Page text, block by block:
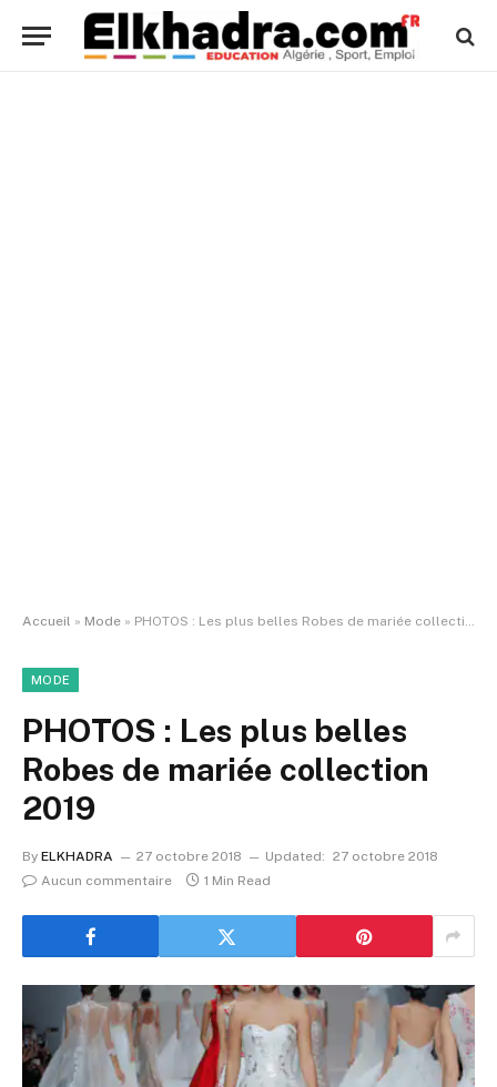
Accueil » Mode » PHOTOS : Les plus belles Robes de mariée collection 2019
MODE
PHOTOS : Les plus belles
Robes de mariée collection
2019
By ELKHADRA 27 octobre 2018 Updated: 27 octobre 2018
Aucun commentaire
1 Min Read